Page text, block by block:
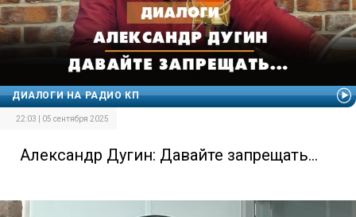
ДИАЛОГИ НА РАДИО КП
22:03 | 05 сентября 2025
Александр Дугин: Давайте запрещать...